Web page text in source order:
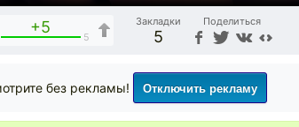
+5
5
Закладки
5
Поделиться
без рекламы! Отключить рекламу